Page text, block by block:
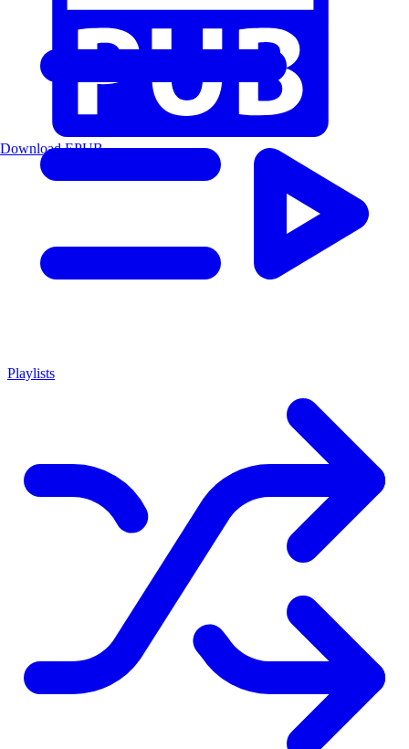
Playlists
Download EPUB